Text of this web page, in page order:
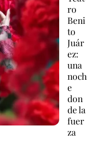
ro
Beni
to
Juár
ez:
una
noch
e
don
de la
fuer
za